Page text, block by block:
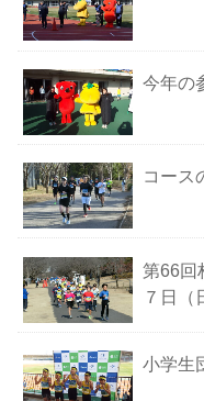
今年の
コース
第66回
７日（
小学生